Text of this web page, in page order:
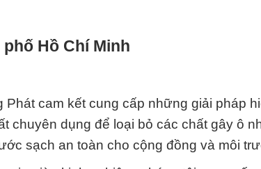
Hồ Chí Minh
cam kết cung cấp những giải pháp
chuyên dụng để loại bỏ các chất gây ô
sạch an toàn cho cộng đồng và môi